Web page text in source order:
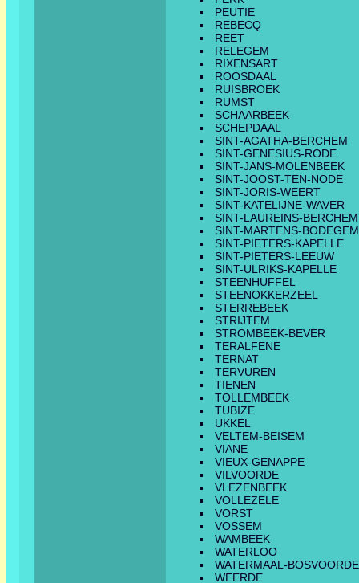
PEUTIE
REBECQ
REET
RELEGEM
RIXENSART
ROOSDAAL
RUISBROEK
RUMST
SCHAARBEEK
SCHEPDAAL
SINT-AGATHA-BERCHEM
SINT-GENESIUS-RODE
SINT-JANS-MOLENBEEK
SINT-JOOST-TEN-NODE
SINT-JORIS-WEERT
SINT-KATELIJNE-WAVER
SINT-LAUREINS-BERCHEM
SINT-MARTENS-BODEGEM
SINT-PIETERS-KAPELLE
SINT-PIETERS-LEEUW
SINT-ULRIKS-KAPELLE
STEENHUFFEL
STEENOKKERZEEL
STERREBEEK
STRIJTEM
STROMBEEK-BEVER
TERALFENE
TERNAT
TERVUREN
TIENEN
TOLLEMBEEK
TUBIZE
UKKEL
VELTEM-BEISEM
VIANE
VIEUX-GENAPPE
VILVOORDE
VLEZENBEEK
VOLLEZELE
VORST
VOSSEM
WAMBEEK
WATERLOO
WATERMAAL-BOSVOORDE
WEERDE